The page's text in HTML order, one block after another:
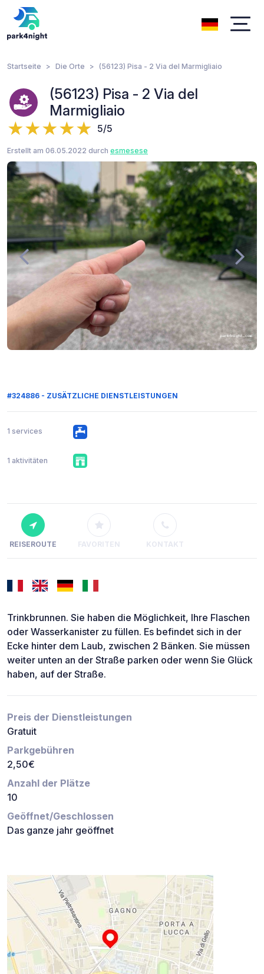
Startseite Die Orte (56123) Pisa - 2 Via del Marmigliaio
(56123) Pisa - 2 Via del
Marmigliaio
5/5
Erstellt am 06.05.2022 durch esmesese
#324886 - ZUSÄTZLICHE DIENSTLEISTUNGEN
1 services
1 aktivitäten
REISEROUTE FAVORITEN KONTAKT
Trinkbrunnen. Sie haben die Möglichkeit, Ihre Flaschen
oder Wasserkanister zu füllen. Es befindet sich in der
Ecke hinter dem Laub, zwischen 2 Bänken. Sie müssen
weiter unten an der Straße parken oder wenn Sie Glück
haben, auf der Straße.
Preis der Dienstleistungen
Gratuit
Parkgebühren
2,50€
Anzahl der Plätze
10
Geöffnet/Geschlossen
Das ganze jahr geöffnet